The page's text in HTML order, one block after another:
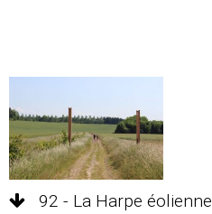
92 - La Harpe éolienne